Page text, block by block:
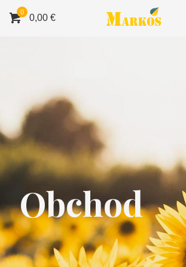
0
0,00 €
Obchod